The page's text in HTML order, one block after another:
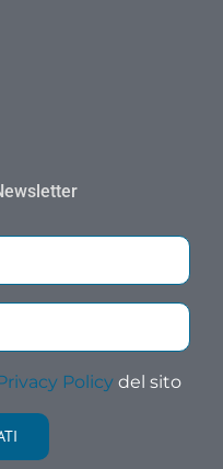
Policy del sito